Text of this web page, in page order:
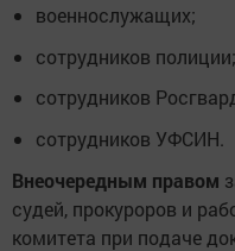
военнослужащих;
сотрудников полиции;
сотрудников
сотрудников УФСИН.
Внеочередным правом
судей, прокуроров и
комитета при подаче